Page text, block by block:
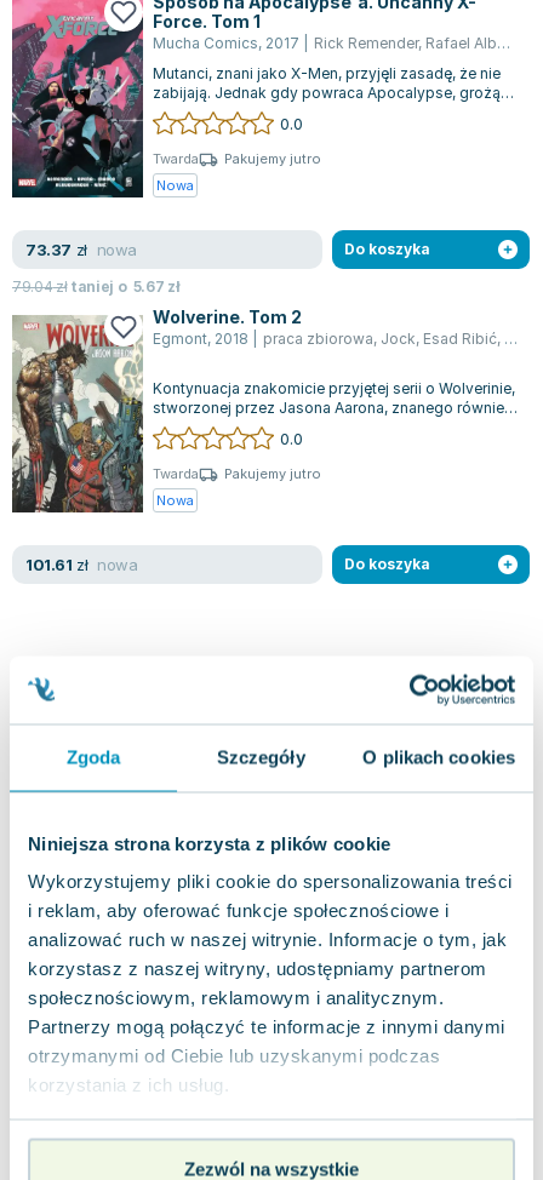
Zgoda Szczegóły O plikach cookies
Niniejsza strona korzysta z plików cookie
Wykorzystujemy pliki cookie do spersonalizowania treści
i reklam, aby oferować funkcje społecznościowe i
analizować ruch w naszej witrynie. Informacje o tym, jak
korzystasz z naszej witryny, udostępniamy partnerom
społecznościowym, reklamowym i analitycznym.
Partnerzy mogą połączyć te informacje z innymi danymi
otrzymanymi od Ciebie lub uzyskanymi podczas
korzystania z ich usług.
Zezwól na wszystkie
Joseph Murphy
Jan Sztaudynger
Aleksander Puszkin
Oscar Wilde
Małgorzata Ohme
Maddie Ziegler
Maria Seweryn
Janina Zającówna
Eric Helms
Anna Prus (oprac.)
Nela Mała Reporterka
Agnieszka Maciąg
Barbara Wrzesińska
Terry Pratchett
Ajahn Brahm
Force. Tom 1
Mucha Comics, 2017 Rick Remender, Rafael Albuquerque
Mutanci, znani jako X-Men, przyjęli zasadę, że nie
zabijają. Jednak gdy powraca Apocalypse, grożący
zagładą ludzkości, muszą podją...
0.0
Twarda
Pakujemy jutro
Nowa
73.37 zł nowa
79.04złtaniej o 5.67 zł
Do koszyka
Wolverine. Tom 2
Egmont, 2018 praca zbiorowa, Jock, Esad Ribić,
Kontynuacja znakomicie przyjętej serii o Wolverinie,
stworzonej przez Jasona Aarona, znanego również
z takich tytułów jak Punisher...
0.0
Twarda
Pakujemy jutro
Nowa
101.61 zł nowa Do koszyka